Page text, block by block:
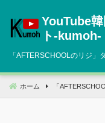
へ
動
YouTube
ト‐kumoh‐
「AFTERSCHOOLのリジ 」
ホーム 「